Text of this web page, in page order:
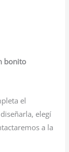
bonito
el
elegí
a la